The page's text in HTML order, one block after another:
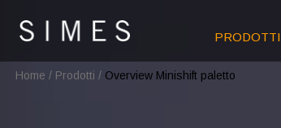
PRODOTTI
Home / Prodotti / Overview Minishift paletto